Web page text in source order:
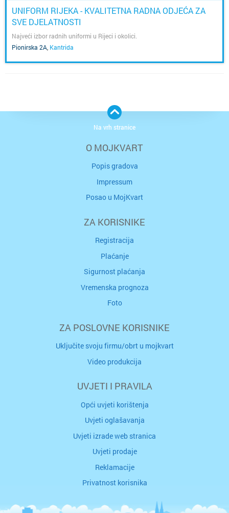
UNIFORM RIJEKA - KVALITETNA RADNA ODJEĆA ZA
SVE DJELATNOSTI
Najveći izbor radnih uniformi u Rijeci i okolici.
Pionirska 2A Kantrida
O MOJKVART
Popis gradova
Impressum
Posao u MojKvart
ZA KORISNIKE
Registracija
Plaćanje
Sigurnost plaćanja
Vremenska prognoza
Foto
ZA POSLOVNE KORISNIKE
Uključite svoju firmu/obrt u mojkvart
Video produkcija
UVJETI I PRAVILA
Opći uvjeti korištenja
Uvjeti oglašavanja
Uvjeti izrade web stranica
Uvjeti prodaje
Reklamacije
Privatnost korisnika
Na vrh stranice